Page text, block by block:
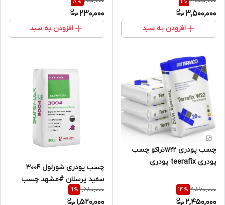
3,500,000
افزودن به سبد
230,000
افزودن به سبد
چسب پودری w22تراکو چسب
پودری teerafix پودری
2,870,000
14%
2,450,000
چسب پودری شورلول 3004
سفید پرسلان #مشهد چسب
1,680,000
9%
1,520,000